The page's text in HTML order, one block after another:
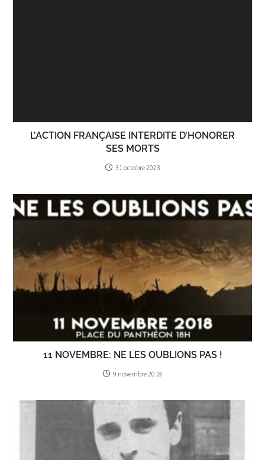
L’ACTION FRANÇAISE INTERDITE D’HONORER
SES MORTS
31 octobre 2023
11 NOVEMBRE: NE LES OUBLIONS PAS !
9 novembre 2018